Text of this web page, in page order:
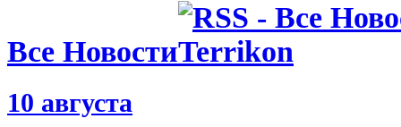
Все Новости
10 августа